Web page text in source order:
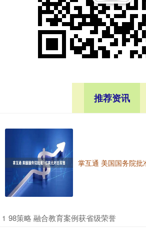
推荐资讯
掌互通 美国国务院批
1 ​98策略 融合教育案例获省级荣誉